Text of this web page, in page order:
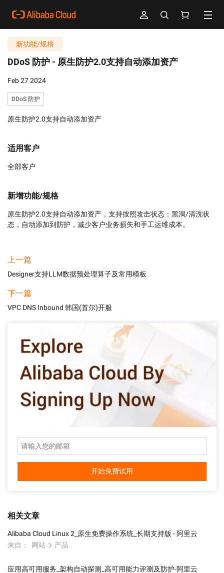
新功能/规格
DDoS 防护 - 原生防护2.0支持自动添加资产
Feb 27 2024
DDoS 防护
原生防护2.0支持自动添加资产
适用客户
全部客户
新增功能/规格
原生防护2.0支持自动添加资产，支持按照攻击状态：黑洞/清洗状
态，自动添加到防护，减少客户业务损失和手工运维成本。
上一篇
Designer支持LLM数据预处理算子及常用模板
下一篇
VPC DNS Inbound 韩国(首尔)开服
开始免费试用
相关文章
Alibaba Cloud Linux 2_原生免费操作系统_长期支持版 - 阿里云
来自：
网站 产品
应用高可用服务_架构自动探测_高可用能力评测及防护-阿里云